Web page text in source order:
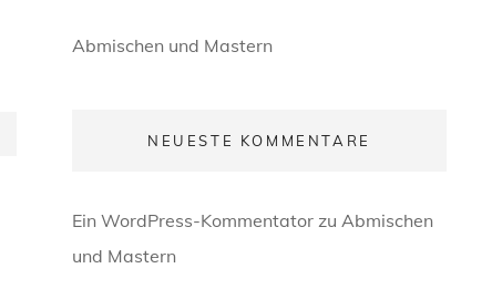
Abmischen und Mastern
NEUESTE KOMMENTARE
Ein WordPress-Kommentatorzu Abmischen
und Mastern